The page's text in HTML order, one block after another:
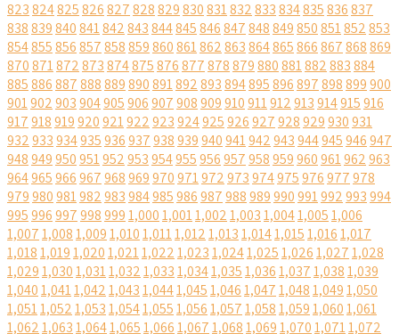
823824825826827828829830831832833834835836837
838839840841842843844845846847848849850851852853
854855856857858859860861862863864865866867868869
870871872873874875876877878879880881882883884
885886887888889890891892893894895896897898899900
901902903904905906907908909910911912913914915916
917918919920921922923924925926927928929930931
932933934935936937938939940941942943944945946947
948949950951952953954955956957958959960961962963
964965966967968969970971972973974975976977978
979980981982983984985986987988989990991992993994
9959969979989991,0001,0011,0021,0031,0041,0051,006
1,0071,0081,0091,0101,0111,0121,0131,0141,0151,0161,017
1,0181,0191,0201,0211,0221,0231,0241,0251,0261,0271,028
1,0291,0301,0311,0321,0331,0341,0351,0361,0371,0381,039
1,0401,0411,0421,0431,0441,0451,0461,0471,0481,0491,050
1,0511,0521,0531,0541,0551,0561,0571,0581,0591,0601,061
1,0621,0631,0641,0651,0661,0671,0681,0691,0701,0711,072